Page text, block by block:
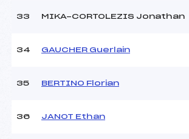
33 MIKA-CORTOLEZIS Jonathan
34 GAUCHER Guerlain
35 BERTINO Florian
36 JANOT Ethan